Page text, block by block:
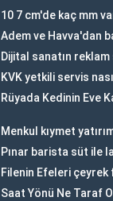
10 7 cm'de kaç mm
Adem ve Havva'dan
Dijital sanatın
KVK yetkili servis
Rüyada Kedinin Eve
Menkul kıymet
Pınar barista süt ile
Filenin Efeleri çeyrek
Saat Yönü Ne Taraf